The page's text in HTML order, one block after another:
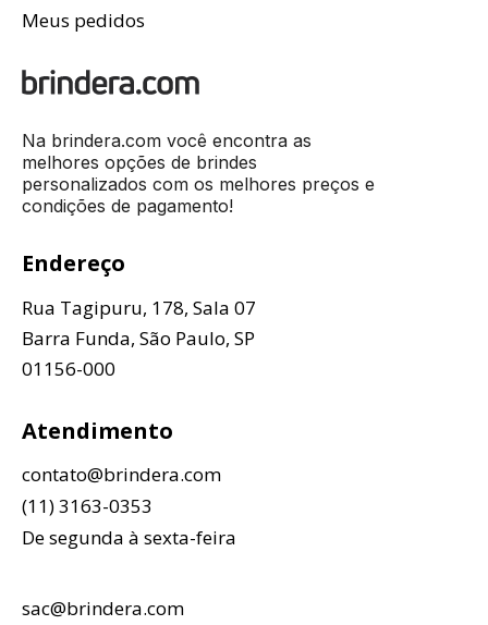
Meus pedidos
Na brindera.com você encontra as
melhores opções de brindes
personalizados com os melhores preços e
condições de pagamento!
Endereço
Rua Tagipuru, 178, Sala 07
Barra Funda, São Paulo, SP
01156-000
Atendimento
contato@brindera.com
(11) 3163-0353
De segunda à sexta-feira
sac@brindera.com